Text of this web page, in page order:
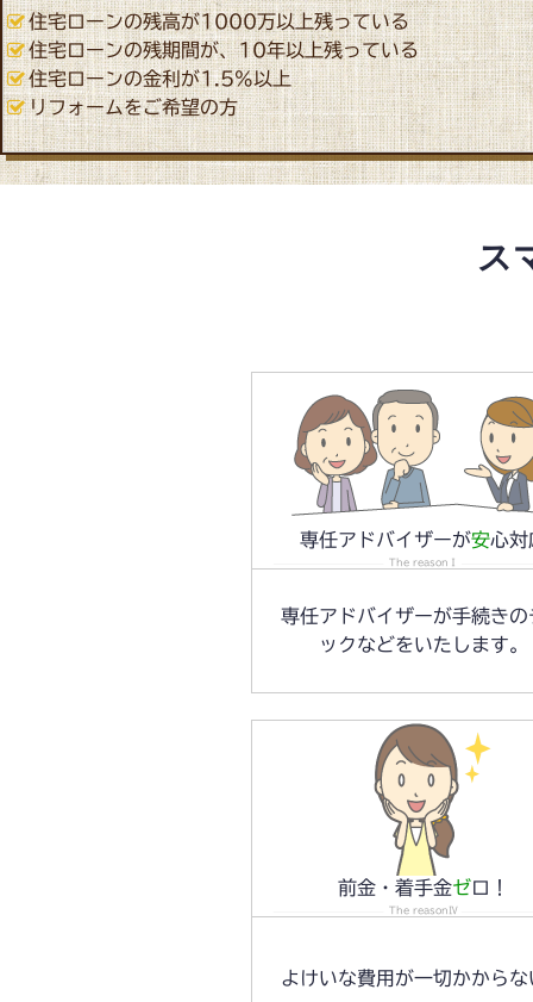
住宅ローンの残高が1000万以上残っている
住宅ローンの残期間が、10年以上残っている
住宅ローンの金利が1.5%以上
リフォームをご希望の方
ス
専任アドバイザーが安心対
The reasonⅠ
専任アドバイザーが手続きの
ックなどをいたします。
前金・着手金ゼロ！
The reasonⅣ
よけいな費用が一切かからな